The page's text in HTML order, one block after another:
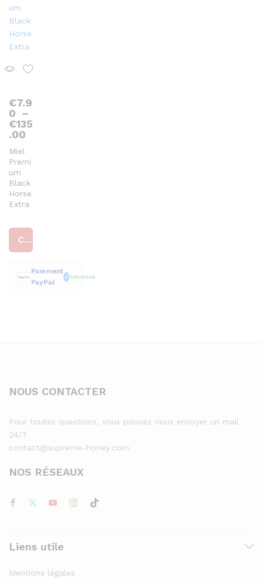
€7.9
0 –
€135
.00
€7.90
€135.00
Miel
Premi
um
Black
Horse
Extra
Choix des options
Paiement
PayPal
Sécurisé
NOUS CONTACTER
Pour toutes questions, vous pouvez nous envoyer un mail
24/7
contact@supreme-honey.com
NOS RÉSEAUX
Liens utile
Mentions légales